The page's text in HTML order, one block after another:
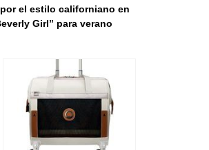
el estilo californiano en
Girl” para verano